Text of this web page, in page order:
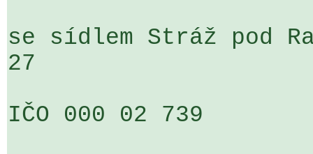
se sídlem Stráž pod
27
IČO 000 02 739